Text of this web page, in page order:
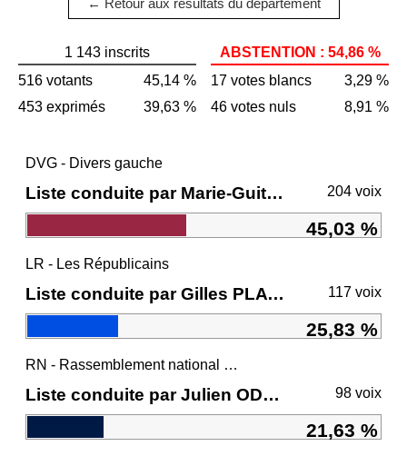
1 143 inscrits
516 votants
45,14 %
453 exprimés
39,63 %
ABSTENTION : 54,86 %
17 votes blancs
3,29 %
46 votes nuls
8,91 %
DVG - Divers gauche
Liste conduite par Marie-Guite DUFAY 204 voix
45,03 %
LR - Les Républicains
Liste conduite par Gilles PLATRET 117 voix
25,83 %
RN - Rassemblement national et ses alliés
Liste conduite par Julien ODOUL 98 voix
21,63 %